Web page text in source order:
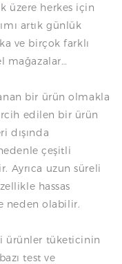
üzere herkes için
artık günlük
ve birçok farklı
mağazalar…
bir ürün olmakla
edilen bir ürün
dışında
çeşitli
Ayrıca uzun süreli
hassas
neden olabilir.
ürünler tüketicinin
test ve